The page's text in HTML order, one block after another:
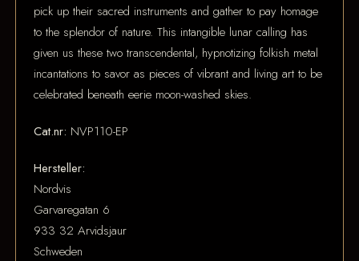
pick up their sacred instruments and gather to pay homage
to the splendor of nature. This intangible lunar calling has
given us these two transcendental, hypnotizing folkish metal
incantations to savor as pieces of vibrant and living art to be
celebrated beneath eerie moon-washed skies.
Cat.nr: NVP110-EP
Hersteller:
Nordvis
Garvaregatan 6
933 32 Arvidsjaur
Schweden